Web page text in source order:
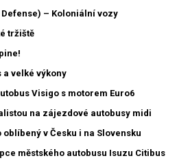
Defense) – Koloniální vozy
tržiště
a velké výkony
Visigo s motorem Euro6
na zájezdové autobusy midi
v Česku i na Slovensku
městského autobusu Isuzu Citibus